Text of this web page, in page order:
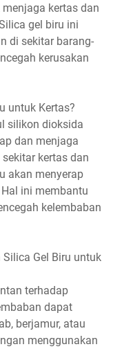
kertas dan
gel biru ini
di sekitar barang-
kerusakan
untuk Kertas?
silikon dioksida
dan menjaga
kertas dan
akan menyerap
ini membantu
kelembaban
Gel Biru untuk
terhadap
dapat
berjamur, atau
menggunakan